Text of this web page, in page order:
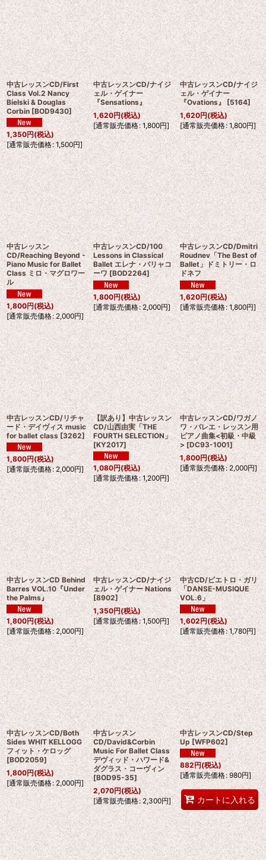
中古レッスンCD/First
Class Vol.2 Nancy
Bielski & Douglas
Corbin [BOD9430]
1,350円(税込)
[通常販売価格: 1,500円]
中古レッスンCD/ナイジ
ェル・ゲイナー
『Sensations』
1,620円(税込)
[通常販売価格: 1,800円]
中古レッスンCD/ナイジ
ェル・ゲイナー
『Ovations』 [5164]
1,620円(税込)
[通常販売価格: 1,800円]
中古レッスン
CD/Reaching Beyond -
Piano Music for Ballet
Class ミロ・マグロワー
ル
1,800円(税込)
[通常販売価格: 2,000円]
中古レッスンCD/100
Lessons in Classical
Ballet エレナ・バリャコ
ーワ [BOD2264]
1,800円(税込)
[通常販売価格: 2,000円]
中古レッスンCD/Dmitri
Roudnev「The Best of
Ballet」ドミトリー・ロ
ドネフ
1,620円(税込)
[通常販売価格: 1,800円]
中古レッスンCD/リチャ
ード・デイヴィス music
for ballet class [3262]
1,800円(税込)
[通常販売価格: 2,000円]
【訳あり】中古レッスン
CD/山西由実「THE
FOURTH SELECTION」
[KY2017]
1,080円(税込)
[通常販売価格: 1,200円]
中古レッスンCD/ワガノ
ワ・バレエ・レッスン用
ピアノ曲集<初級・中級
> [DC93-1001]
1,800円(税込)
[通常販売価格: 2,000円]
中古レッスンCD Behind
Barres VOL.10『Under
the Palms』
1,800円(税込)
[通常販売価格: 2,000円]
中古レッスンCD/ナイジ
ェル・ゲイナー Nations
[8902]
1,350円(税込)
[通常販売価格: 1,500円]
中古CD/ピエトロ・ガリ
「DANSE-MUSIQUE
VOL.6」
1,602円(税込)
[通常販売価格: 1,780円]
中古レッスンCD/Both
Sides WHIT KELLOGG
フィット・ケロッグ
[BOD2059]
1,800円(税込)
[通常販売価格: 2,000円]
中古レッスン
CD/David&Corbin
Music For Ballet Class
デヴィッド・ハワード&
ダグラス・コーヴィン
[BOD95-35]
2,070円(税込)
[通常販売価格: 2,300円]
中古レッスンCD/Step
Up [WFP602]
882円(税込)
[通常販売価格: 980円]
カートに入れる